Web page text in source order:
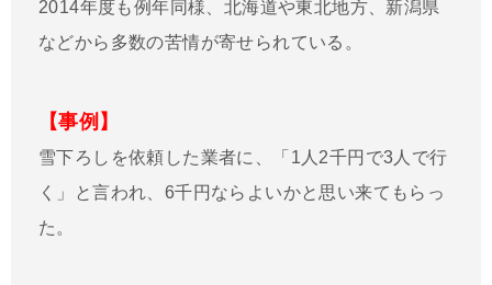
2014年度も例年同様、北海道や東北地方、新潟県
などから多数の苦情が寄せられている。
【事例】
雪下ろしを依頼した業者に、「1人2千円で3人で行
く」と言われ、6千円ならよいかと思い来てもらっ
た。